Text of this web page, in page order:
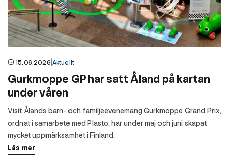
15.06.2026 Aktuellt
Gurkmoppe GP har satt Åland på kartan
under våren
Visit Ålands barn- och familjeevenemang Gurkmoppe Grand Prix,
ordnat i samarbete med Plasto, har under maj och juni skapat
mycket uppmärksamhet i Finland.
Läs mer